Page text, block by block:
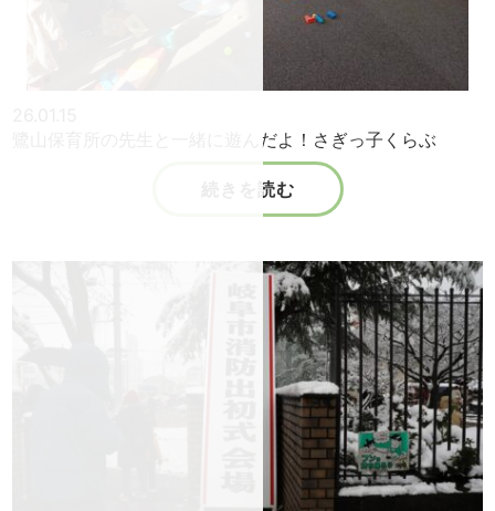
鷺山保育所の先生と一緒に遊んだよ！さぎっ子くらぶ
続きを読む